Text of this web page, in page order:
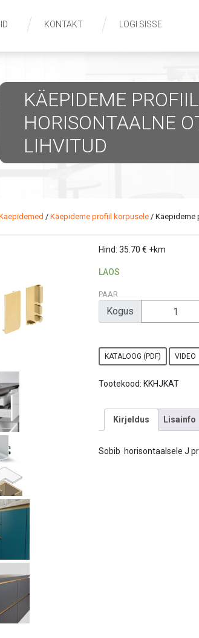
KONTAKT LOGI SISSE
KÄEPIDEME
HORISONTAALNE
LIHVITUD
/ Käepideme profiil korpusele / Käepideme
Hind: 35.70 € +km
LAOS
PAAR
Kogus
KATALOOG (PDF) VIDEO
Tootekood: KKHJKAT
Kirjeldus Lisainfo
Sobib horisontaalsele J